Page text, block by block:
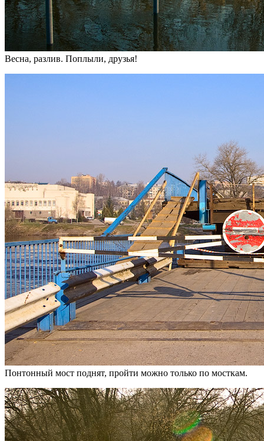
Весна, разлив. Поплыли, друзья!
Понтонный мост поднят, пройти можно только по мосткам.